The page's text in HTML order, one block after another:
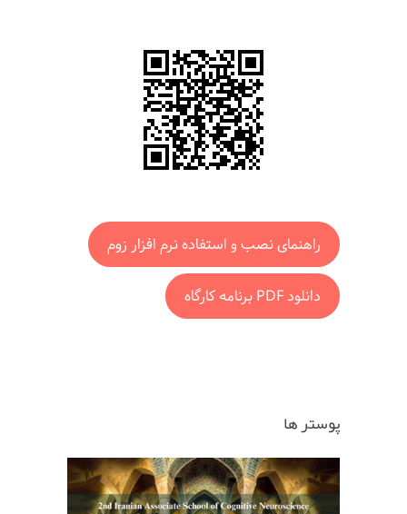
راهنمای نصب و استفاده نرم افزار زوم
دانلود PDF برنامه کارگاه
پوستر ها